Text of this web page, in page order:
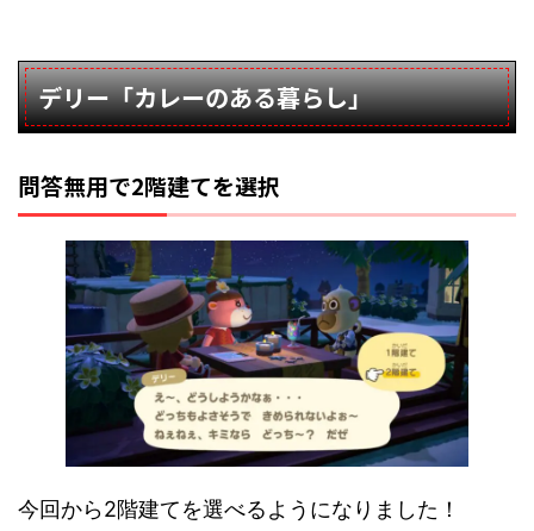
デリー「カレーのある暮らし」
問答無用で2階建てを選択
今回から2階建てを選べるようになりました！